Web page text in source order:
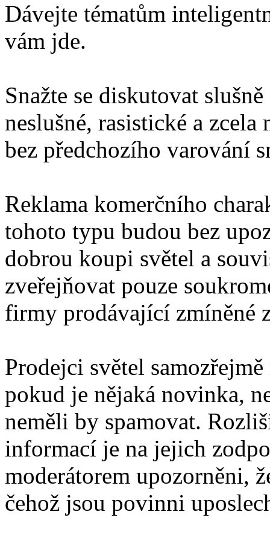
Dávejte tématům
vám jde.
Snažte se diskutovat
neslušné, rasistické a
bez předchozího varování
Reklama komerčního
tohoto typu budou bez
dobrou koupi světel a
zveřejňovat pouze
firmy prodávající zmíněné
Prodejci světel
pokud je nějaká novinka,
neměli by spamovat.
informací je na jejich
moderátorem upozorněni,
čehož jsou povinni